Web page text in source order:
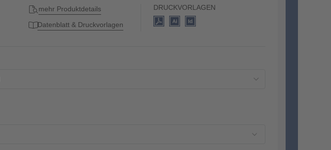
mehr Produktdetails
Datenblatt & Druckvorlagen
DRUCKVORLAGEN